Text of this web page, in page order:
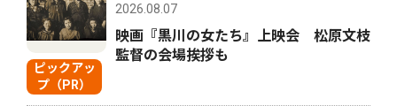
ピックアッ
プ（PR）
2026.08.07
映画『黒川の女たち』上映会 松原文枝
監督の会場挨拶も